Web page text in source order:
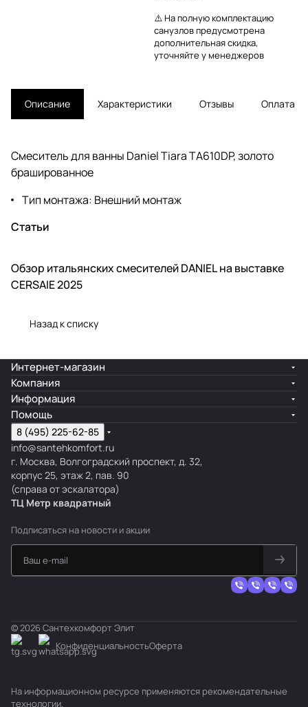
⚠️ На полную комплектацию
санузлов предусмотрена
дополнительная скидка,
уточняйте у менеджеров
Описание Характеристики Отзывы Оплата
Смеситель для ванны Daniel Tiara TA610DP, золото
брашированное
Тип монтажа: Внешний монтаж
Статьи
Новинки
Обзор итальянских смесителей DANIEL на выставке
CERSAIE 2025
Назад к списку
Интернет-магазин
Компания
Информация
Помощь
8 (495) 225-62-85
info@santehkomfort.ru
г. Москва, Волгоградский проспект, д. 32,
корпус 25, этаж 2, пав. 90
(справа от эскалатора)
ТЦ Метр квадратный
Подписаться на новости и акции
© 2026 Сантехкомфорт Элит
КонфиденциальностьОферта
На информационном ресурсе применяются рекомендательные
технологии.